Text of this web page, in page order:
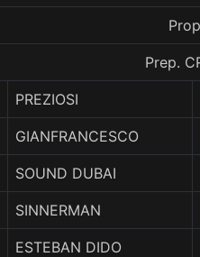
Prep.
PREZIOSI
GIANFRANCESCO
SOUND DUBAI
SINNERMAN
ESTEBAN DIDO